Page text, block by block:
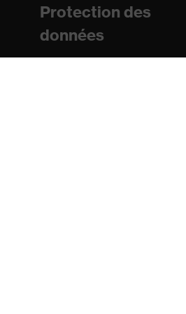
Protection des
données